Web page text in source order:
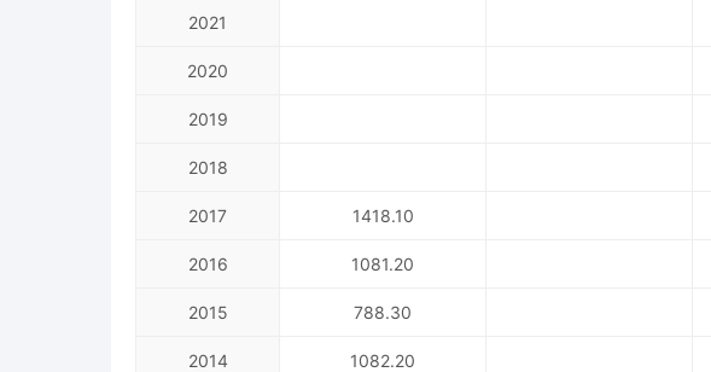
2021
2020
2019
2018
2017 1418.10
2016 1081.20
2015 788.30
2014 1082.20